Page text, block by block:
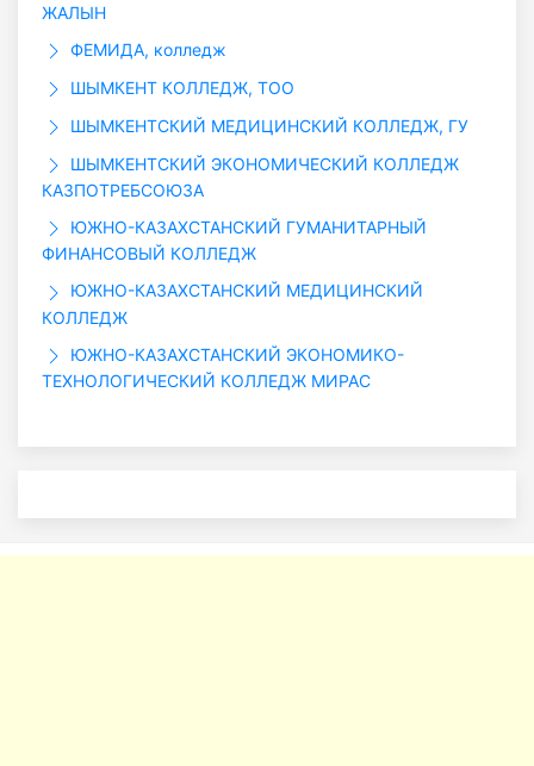
ЖАЛЫН
ФЕМИДА, колледж
ШЫМКЕНТ КОЛЛЕДЖ, ТОО
ШЫМКЕНТСКИЙ МЕДИЦИНСКИЙ КОЛЛЕДЖ, ГУ
ШЫМКЕНТСКИЙ ЭКОНОМИЧЕСКИЙ КОЛЛЕДЖ
КАЗПОТРЕБСОЮЗА
ЮЖНО-КАЗАХСТАНСКИЙ ГУМАНИТАРНЫЙ
ФИНАНСОВЫЙ КОЛЛЕДЖ
ЮЖНО-КАЗАХСТАНСКИЙ МЕДИЦИНСКИЙ
КОЛЛЕДЖ
ЮЖНО-КАЗАХСТАНСКИЙ ЭКОНОМИКО-
ТЕХНОЛОГИЧЕСКИЙ КОЛЛЕДЖ МИРАС